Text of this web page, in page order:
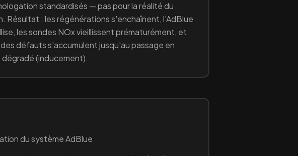
standardisés — pas pour la réalité du
Résultat : les régénérations s'enchaînent, l'AdBlue
les sondes NOx vieillissent prématurément, et
défauts s'accumulent jusqu'au passage en
dégradé (inducement).
du système AdBlue